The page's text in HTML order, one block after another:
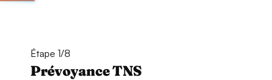
Étape 1/8
Prévoyance TNS